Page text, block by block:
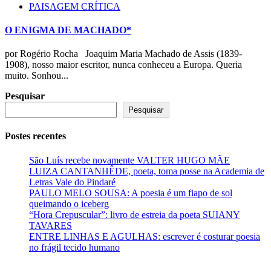
PAISAGEM CRÍTICA
O ENIGMA DE MACHADO*
por Rogério Rocha Joaquim Maria Machado de Assis (1839-
1908), nosso maior escritor, nunca conheceu a Europa. Queria
muito. Sonhou...
Pesquisar
Pesquisar
Postes recentes
São Luís recebe novamente VALTER HUGO MÃE
LUIZA CANTANHÊDE, poeta, toma posse na Academia de
Letras Vale do Pindaré
PAULO MELO SOUSA: A poesia é um fiapo de sol
queimando o iceberg
“Hora Crepuscular”: livro de estreia da poeta SUIANY
TAVARES
ENTRE LINHAS E AGULHAS: escrever é costurar poesia
no frágil tecido humano